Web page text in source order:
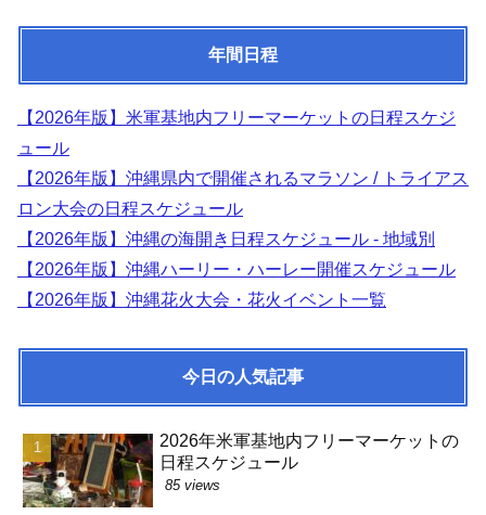
年間日程
【2026年版】米軍基地内フリーマーケットの日程スケジ
ュール
【2026年版】沖縄県内で開催されるマラソン / トライアス
ロン大会の日程スケジュール
【2026年版】沖縄の海開き日程スケジュール - 地域別
【2026年版】沖縄ハーリー・ハーレー開催スケジュール
【2026年版】沖縄花火大会・花火イベント一覧
今日の人気記事
2026年米軍基地内フリーマーケットの
日程スケジュール
85 views